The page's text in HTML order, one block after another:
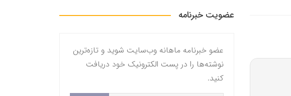
عضویت خبرنامه
عضو خبرنامه ماهانه وب‌سایت شوید و تازه‌ترین
نوشته‌ها را در پست الکترونیک خود دریافت
کنید.